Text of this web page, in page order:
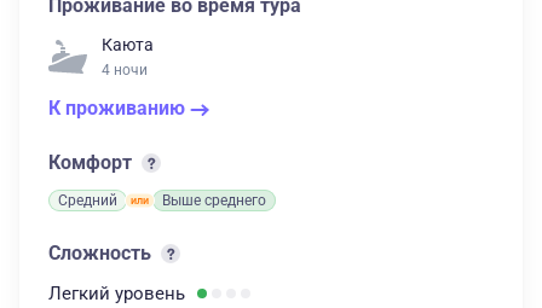
Проживание во время тура
Каюта
4 ночи
К проживанию
Комфорт
Средний Выше среднего
Сложность
Легкий уровень